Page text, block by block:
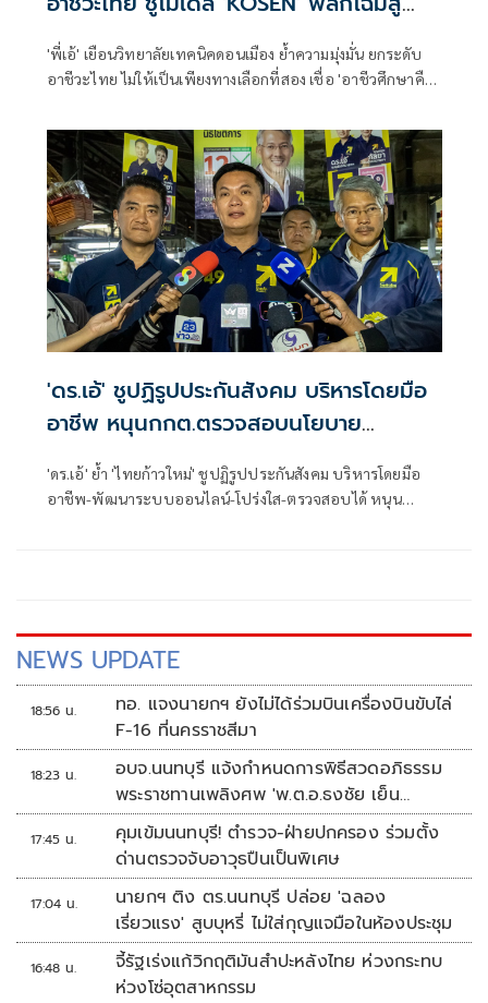
สถาบันวิชาชีพชั้นสูง
'พี่เอ้' เยือนวิทยาลัยเทคนิคดอนเมือง ย้ำความมุ่งมั่น ยกระดับ
อาชีวะไทย ไม่ให้เป็นเพียงทางเลือกที่สอง เชื่อ 'อาชีวศึกษาคือ
สร้างงาน สร้างอาชีพ สร้างชาติ - ชูโมเดล 'KOSEN' พลิกโฉมสู่
สถาบันวิชาชีพชั้นสูง ปั้นยุววิศวกร เงินเดือนสูง เป็นที่ต้องการ
ของตลาด ยัน ทุกคนมีโอกาสไปได้ไกลเท่าความฝัน
'ดร.เอ้' ชูปฏิรูปประกันสังคม บริหารโดยมือ
อาชีพ หนุนกกต.ตรวจสอบนโยบาย
พรรคการเมือง
'ดร.เอ้' ย้ำ 'ไทยก้าวใหม่' ชูปฏิรูปประกันสังคม บริหารโดยมือ
อาชีพ-พัฒนาระบบออนไลน์-โปร่งใส-ตรวจสอบได้ หนุน
NEWS UPDATE
18:56 น.
ทอ. แจงนายกฯ ยังไม่ได้ร่วมบินเครื่องบินขับไล่
F-16 ที่นครราชสีมา
18:23 น.
อบจ.นนทบุรี แจ้งกำหนดการพิธีสวดอภิธรรม
พระราชทานเพลิงศพ 'พ.ต.อ.ธงชัย เย็น
ประเสริฐ'
17:45 น.
คุมเข้มนนทบุรี! ตำรวจ-ฝ่ายปกครอง ร่วมตั้ง
ด่านตรวจจับอาวุธปืนเป็นพิเศษ
17:04 น.
นายกฯ ติง ตร.นนทบุรี ปล่อย 'ฉลอง
เรี่ยวแรง' สูบบุหรี่ ไม่ใส่กุญแจมือในห้องประชุม
16:48 น.
จี้รัฐเร่งแก้วิกฤติมันสำปะหลังไทย ห่วงกระทบ
ห่วงโซ่อุตสาหกรรม